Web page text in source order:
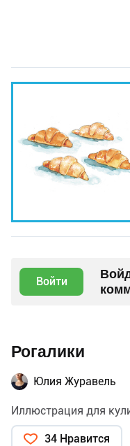
Войти
Рогалики
Юлия Журавель
Иллюстрация для
34 Нравится